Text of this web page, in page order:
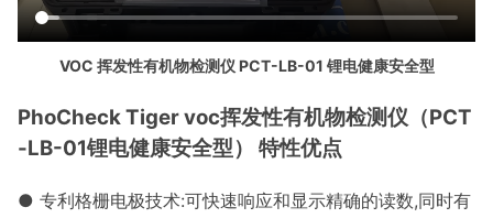
VOC 挥发性有机物检测仪 PCT-LB-01 锂电健康安全型
PhoCheck Tiger voc挥发性有机物检测仪（PCT
-LB-01锂电健康安全型） 特性优点
● 专利格栅电极技术:可快速响应和显示精确的读数,同时有